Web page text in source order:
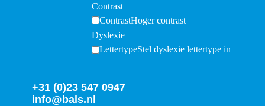
Contrast
ContrastHoger contrast
Dyslexie
LettertypeStel dyslexie lettertype in
+31 (0)23 547 0947
info@bals.nl